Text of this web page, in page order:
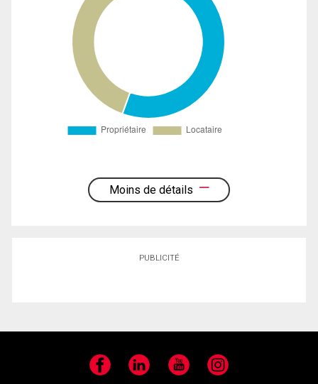
Moins de détails
PUBLICITÉ
Facebook LinkedIn YouTube Instagram